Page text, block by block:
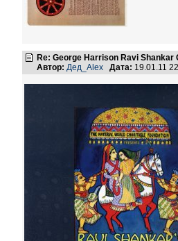
Re: George Harrison Ravi
Автор: Дед_Alex Дата: 19.01.11